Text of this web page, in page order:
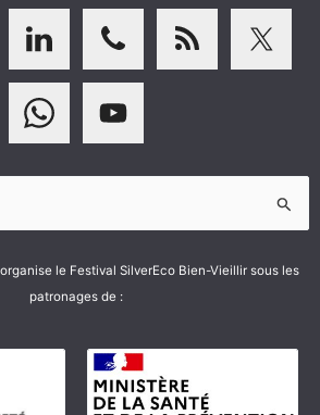
le Festival SilverEco Bien-Vieillir sous les
patronages de :